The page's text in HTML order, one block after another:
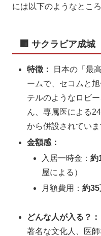
には以下のようなとこ
🏢 サクラビア成城
特徴：
日本の「最
ームで、セコムと
テルのようなロビ
ん、専属医による
から併設されていま
金額感：
入居一時金：約
屋による）
月額費用：約
どんな人が入る？：
著名な文化人、医